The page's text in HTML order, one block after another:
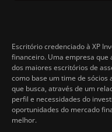
Escritório credenciado à XP
financeiro. Uma empresa que
dos maiores escritórios de
como base um time de
que busca, através de um
perfil e necessidades do
oportunidades do mercado
melhor.